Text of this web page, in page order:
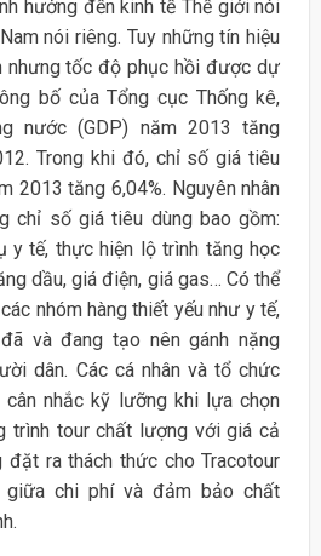
hưởng đến kinh tế Thế giới nói
nói riêng. Tuy những tín hiệu
nhưng tốc độ phục hồi được dự
bố của Tổng cục Thống kê,
nước (GDP) năm 2013 tăng
Trong khi đó, chỉ số giá tiêu
2013 tăng 6,04%. Nguyên nhân
chỉ số giá tiêu dùng bao gồm:
y tế, thực hiện lộ trình tăng học
dầu, giá điện, giá gas… Có thể
nhóm hàng thiết yếu như y tế,
và đang tạo nên gánh nặng
dân. Các cá nhân và tổ chức
nhắc kỹ lưỡng khi lựa chọn
trình tour chất lượng với giá cả
đặt ra thách thức cho Tracotour
giữa chi phí và đảm bảo chất